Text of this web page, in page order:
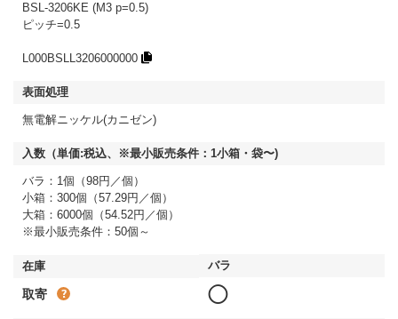
BSL-3206KE (M3 p=0.5)
ピッチ=0.5
L000BSLL3206000000
無電解ニッケル(カニゼン)
バラ：1個（98円／個）
小箱：300個（57.29円／個）
大箱：6000個（54.52円／個）
※最小販売条件：50個～
取寄 ◯